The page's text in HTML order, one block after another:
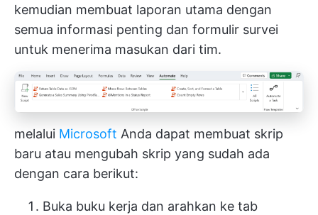
kemudian membuat laporan utama dengan
semua informasi penting dan formulir survei
untuk menerima masukan dari tim.
melalui Microsoft Anda dapat membuat skrip
baru atau mengubah skrip yang sudah ada
dengan cara berikut:
Buka buku kerja dan arahkan ke tab